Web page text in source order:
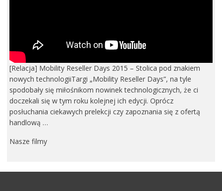
[Relacja] Mobility Reseller Days 2015 – Stolica pod znakiem
nowych technologiiTargi „Mobility Reseller Days”, na tyle
spodobały się miłośnikom nowinek technologicznych, że ci
doczekali się w tym roku kolejnej ich edycji. Oprócz
posłuchania ciekawych prelekcji czy zapoznania się z ofertą
handlową …
Nasze filmy